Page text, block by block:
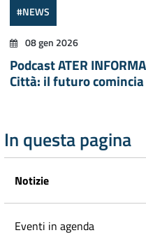
#NEWS
08 gen 2026
Podcast ATER
Città: il futuro comincia
In questa pagina
Notizie
Eventi in agenda